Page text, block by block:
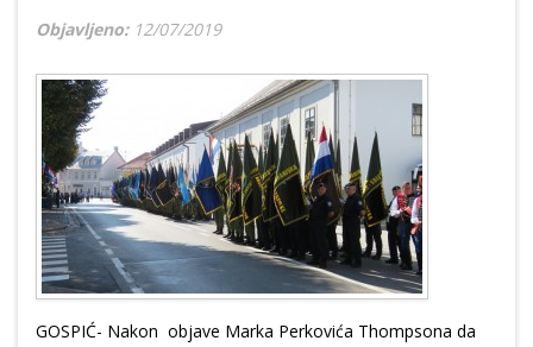
Objavljeno: 12/07/2019
GOSPIĆ- Nakon objave Marka Perkovića Thompsona da